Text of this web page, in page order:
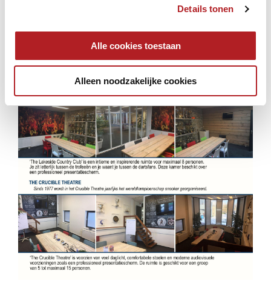
Details tonen
Alle cookies toestaan
Alleen noodzakelijke cookies